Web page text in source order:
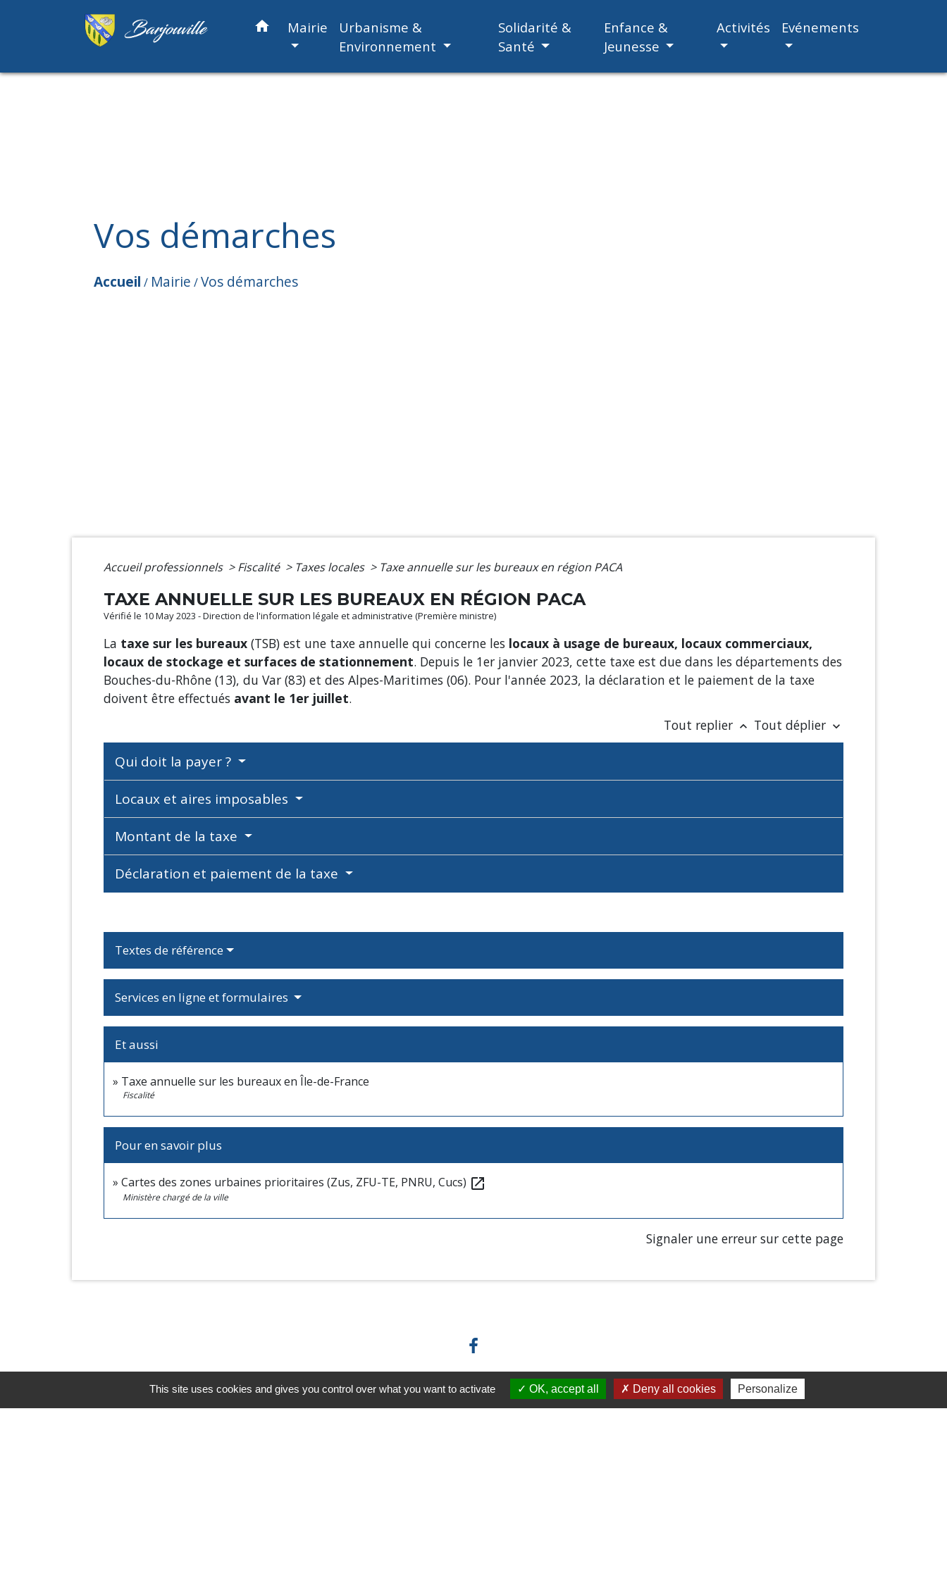
home Mairie
Urbanisme &
Environnement
Solidarité &
Santé
Enfance &
Jeunesse
Activités Evénements
Vos démarches
Accueil / Mairie /Vos démarches
Accueil professionnels > Fiscalité > Taxes locales > Taxe annuelle sur les bureaux en région PACA
TAXE ANNUELLE SUR LES BUREAUX EN RÉGION PACA
Vérifié le 10 May 2023 - Direction de l'information légale et administrative (Première ministre)
La taxe sur les bureaux (TSB) est une taxe annuelle qui concerne les locaux à usage de bureaux, locaux commerciaux,
locaux de stockage et surfaces de stationnement. Depuis le 1er janvier 2023, cette taxe est due dans les départements des
Bouches-du-Rhône (13), du Var (83) et des Alpes-Maritimes (06). Pour l'année 2023, la déclaration et le paiement de la taxe
doivent être effectués avant le 1er juillet.
Tout replier keyboard_arrow_up Tout déplier keyboard_arrow_down
Qui doit la payer ?
Locaux et aires imposables
Montant de la taxe
Déclaration et paiement de la taxe
Textes de référence
Services en ligne et formulaires
Et aussi
Taxe annuelle sur les bureaux en Île-de-France
Fiscalité
Pour en savoir plus
Cartes des zones urbaines prioritaires (Zus, ZFU-TE, PNRU, Cucs) open_in_new
Ministère chargé de la ville
Signaler une erreur sur cette page
Horaires/Contacts Liens
This site uses cookies and gives you control over what you want to activate OK, accept all Deny all cookies Personalize